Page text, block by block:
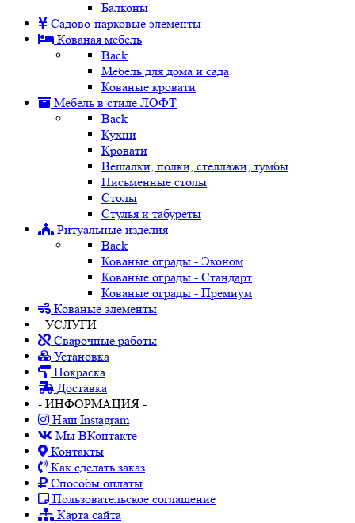
Балконы
Садово-парковые элементы
Кованая мебель
Back
Мебель для дома и сада
Кованые кровати
Мебель в стиле ЛОФТ
Back
Кухни
Кровати
Вешалки, полки, стеллажи, тумбы
Письменные столы
Столы
Стулья и табуреты
Ритуальные изделия
Back
Кованые ограды - Эконом
Кованые ограды - Стандарт
Кованые ограды - Премиум
Кованые элементы
- УСЛУГИ -
Сварочные работы
Установка
Покраска
Доставка
- ИНФОРМАЦИЯ -
Наш Instagram
Мы ВКонтакте
Контакты
Как сделать заказ
Способы оплаты
Пользовательское соглашение
Карта сайта